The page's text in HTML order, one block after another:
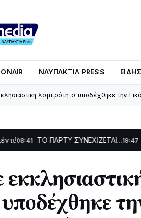
ΝΑΥΠΑΚΤΊΑ PRESS
λαμπρότητα υποδέχθηκε την
ΠΑΡΤΥ ΣΥΝΕΧΙΖΕΤΑΙ…19:47 Στο